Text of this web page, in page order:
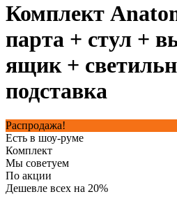
Комплект
парта + стул +
ящик +
подставка
Распродажа!
Есть в шоу-руме
Комплект
Мы советуем
По акции
Дешевле всех на 20%